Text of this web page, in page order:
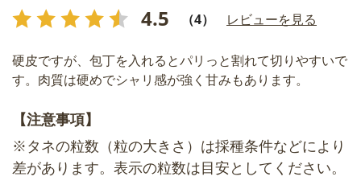
4.5 （4） レビューを見る
硬皮ですが、包丁を入れるとパリっと割れて切りやすいで
す。肉質は硬めでシャリ感が強く甘みもあります。
【注意事項】
※タネの粒数（粒の大きさ）は採種条件などにより
差があります。表示の粒数は目安としてください。